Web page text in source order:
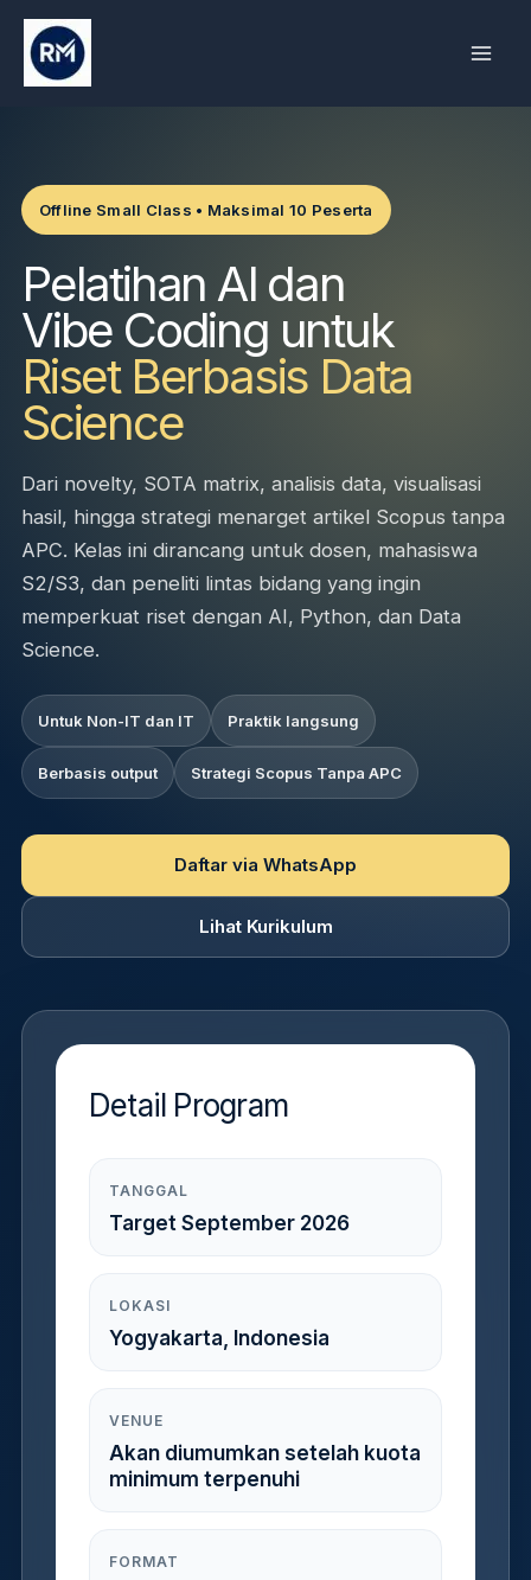
Skip
content
Offline Small Class • Maksimal 10 Peserta
Pelatihan AI dan
Vibe Coding untuk
Riset Berbasis Data
Science
Dari novelty, SOTA matrix, analisis data, visualisasi
hasil, hingga strategi menarget artikel Scopus tanpa
APC. Kelas ini dirancang untuk dosen, mahasiswa
S2/S3, dan peneliti lintas bidang yang ingin
memperkuat riset dengan AI, Python, dan Data
Science.
Untuk Non-IT dan IT Praktik langsung
Berbasis output Strategi Scopus Tanpa APC
Daftar via WhatsApp
Lihat Kurikulum
Detail Program
TANGGAL
Target September 2026
LOKASI
Yogyakarta, Indonesia
VENUE
Akan diumumkan setelah kuota
minimum terpenuhi
FORMAT